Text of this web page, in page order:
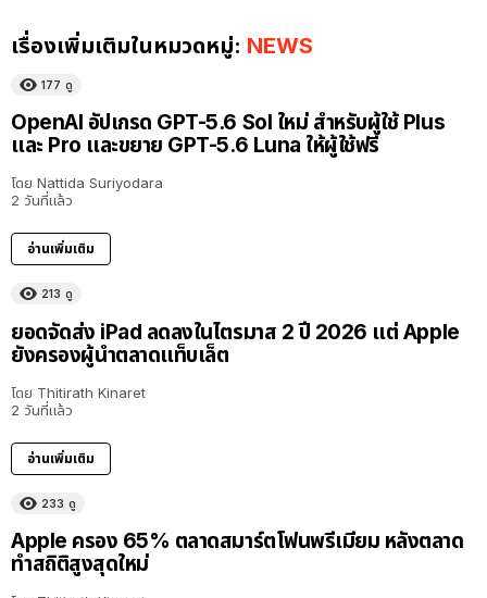
เรื่องเพิ่มเติมในหมวดหมู่: NEWS
177 ดู
OpenAI อัปเกรด GPT-5.6 Sol ใหม่ สำหรับผู้ใช้ Plus
และ Pro และขยาย GPT-5.6 Luna ให้ผู้ใช้ฟรี
โดย Nattida Suriyodara
2 วันที่แล้ว
อ่านเพิ่มเติม
213 ดู
ยอดจัดส่ง iPad ลดลงในไตรมาส 2 ปี 2026 แต่ Apple
ยังครองผู้นำตลาดแท็บเล็ต
โดย Thitirath Kinaret
2 วันที่แล้ว
อ่านเพิ่มเติม
233 ดู
Apple ครอง 65% ตลาดสมาร์ตโฟนพรีเมียม หลังตลาด
ทำสถิติสูงสุดใหม่